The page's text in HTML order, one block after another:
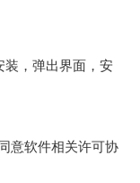
装，弹出界面，安
意软件相关许可协